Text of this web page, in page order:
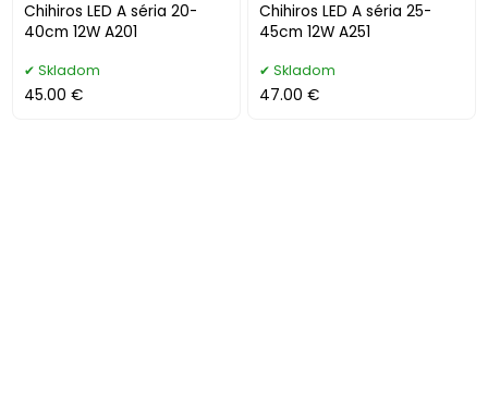
Chihiros LED A séria 20-
40cm 12W A201
Skladom
45.00 €
Chihiros LED A séria 25-
45cm 12W A251
Skladom
47.00 €